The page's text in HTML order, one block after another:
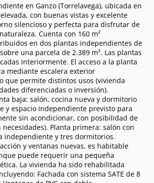
en Ganzo (Torrelavega), ubicada en
con buenas vistas y excelente
silencioso y perfecta para disfrutar de
Cuenta con 160 m²
en dos plantas independientes de
una parcela de 2.389 m². Las plantas
interiormente. El acceso a la planta
mediante escalera exterior
que permite distintos usos (vivienda
diferenciadas o inversión).
baja: salón, cocina nueva y dormitorio
y espacio independiente previsto para
sin acondicionar, con posibilidad de
Planta primera: salón con
independiente y tres dormitorios.
y ventanas nuevas, es habitable
puede requerir una pequeña
La vivienda ha sido rehabilitada
Fachada con sistema SATE de 8